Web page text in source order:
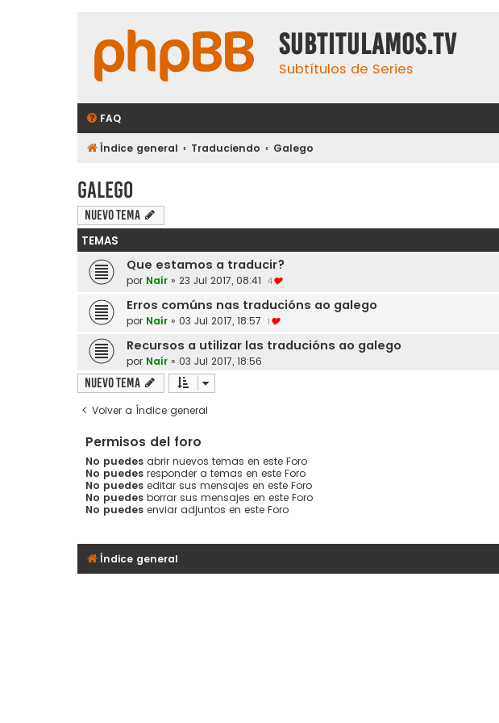
subtitulamos.tv
Subtítulos de Series
FAQ
Índice general Traduciendo Galego
Galego
Nuevo Tema
TEMAS
Que estamos a traducir?
por Naír » 23 Jul 2017, 08:41 4
Erros comúns nas traducións ao galego
por Naír » 03 Jul 2017, 18:57 1
Recursos a utilizar las traducións ao galego
por Naír » 03 Jul 2017, 18:56
Nuevo Tema
Volver a Índice general
Permisos del foro
No puedes abrir nuevos temas en este Foro
No puedes responder a temas en este Foro
No puedes editar sus mensajes en este Foro
No puedes borrar sus mensajes en este Foro
No puedes enviar adjuntos en este Foro
Índice general